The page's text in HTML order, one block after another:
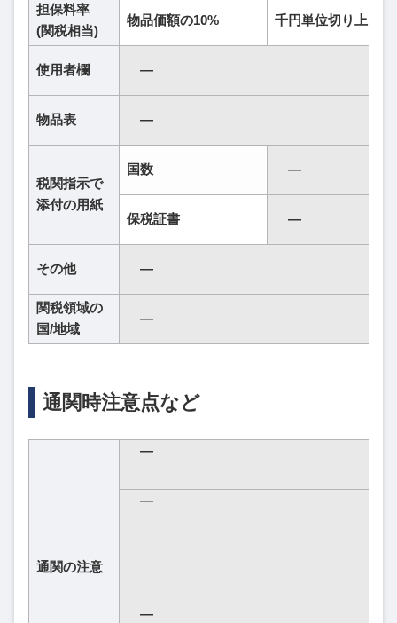
担保料率
(関税相当)
物品価額の10% 千円単位切り上げ
使用者欄 ―
物品表 ―
税関指示で
添付の用紙
国数 ―
保税証書 ―
その他 ―
関税領域の
国/地域
―
通関時注意点など
通関の注意
―
―
―